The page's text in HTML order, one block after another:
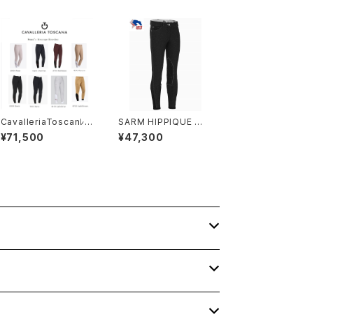
CavalleriaToscanﾚ
ﾃﾞｨｽフルグリップキュロ
ットPAD096 JE010
¥71,500
SARM HIPPIQUE ユ
ニセックス ジュニア膝グ
リップブリーチ JJ04
¥47,300